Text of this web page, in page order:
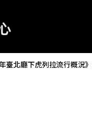
北廳下虎列拉流行概況